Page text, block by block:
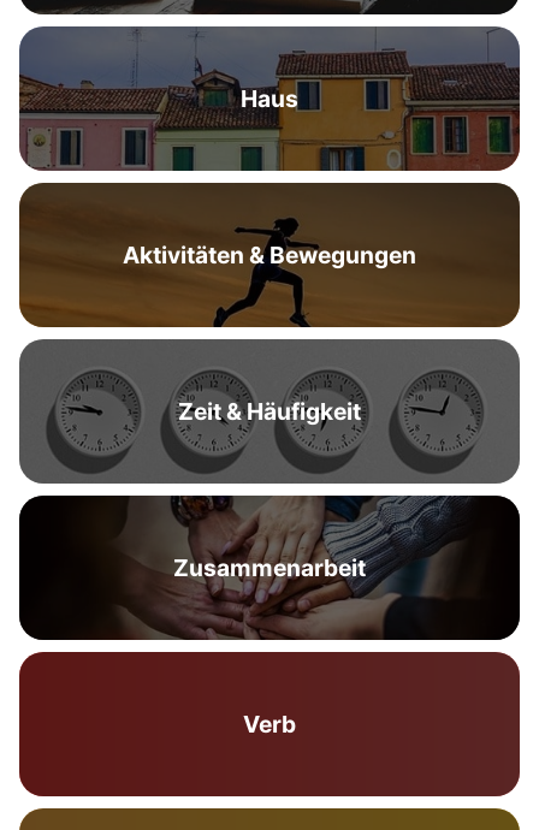
Haus
Aktivitäten & Bewegungen
Zeit & Häufigkeit
Zusammenarbeit
Verb